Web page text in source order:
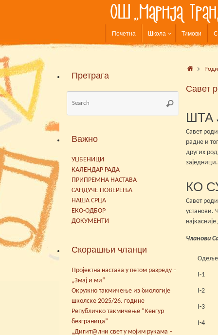
Почетна Школа Тимови
Home
Савет
ШТА
Савет
радне и
других
заједници.
КО
Савет
установи.
Чланови
I-1
I-2
I-3
I-4
Претрага
Search
Важно
УЏБЕНИЦИ
КАЛЕНДАР РАДА
ПРИПРЕМНА НАСТАВА
САНДУЧЕ ПОВЕРЕЊА
НАША СРЦА
ЕКО-ОДБОР
ДОКУМЕНТИ
Скорашњи чланци
Пројектна настава у петом разреду –
„Змај и ми“
Окружно такмичење из биологије
школске 2025/26. године
Републичко такмичење “Кенгур
безграница”
„Дигит@лни свет у мојим рукама –